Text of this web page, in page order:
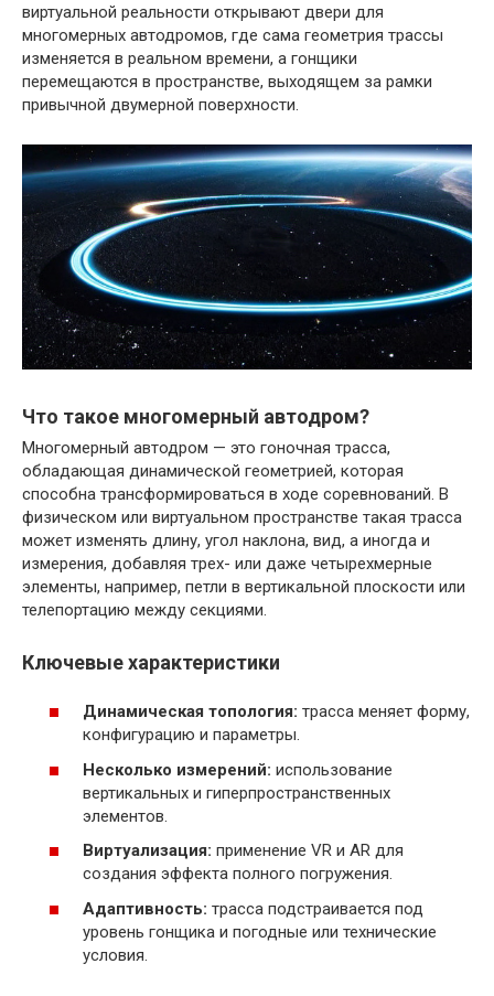
виртуальной реальности открывают двери для
многомерных автодромов, где сама геометрия трассы
изменяется в реальном времени, а гонщики
перемещаются в пространстве, выходящем за рамки
привычной двумерной поверхности.
Что такое многомерный автодром?
Многомерный автодром — это гоночная трасса,
обладающая динамической геометрией, которая
способна трансформироваться в ходе соревнований. В
физическом или виртуальном пространстве такая трасса
может изменять длину, угол наклона, вид, а иногда и
измерения, добавляя трех- или даже четырехмерные
элементы, например, петли в вертикальной плоскости или
телепортацию между секциями.
Ключевые характеристики
Динамическая топология: трасса меняет форму,
конфигурацию и параметры.
Несколько измерений: использование
вертикальных и гиперпространственных
элементов.
Виртуализация: применение VR и AR для
создания эффекта полного погружения.
Адаптивность: трасса подстраивается под
уровень гонщика и погодные или технические
условия.